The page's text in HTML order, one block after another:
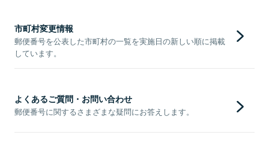
市町村変更情報
郵便番号を公表した市町村の一覧を実施日の新しい順に掲載
しています。
よくあるご質問・お問い合わせ
郵便番号に関するさまざまな疑問にお答えします。